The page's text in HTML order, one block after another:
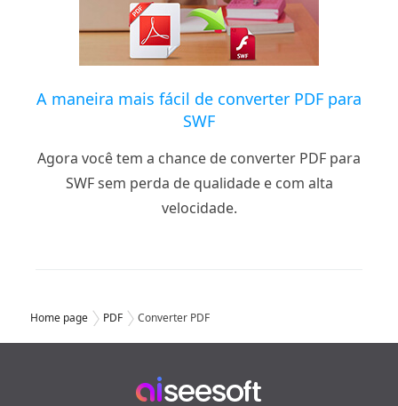
A maneira mais fácil de converter PDF para
SWF
Agora você tem a chance de converter PDF para
SWF sem perda de qualidade e com alta
velocidade.
Home page PDF Converter PDF